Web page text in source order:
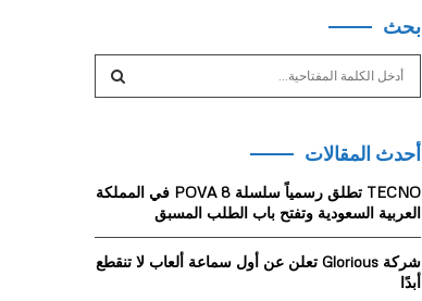
بحث
c
f
:
أحدث المقالات
TECNO تطلق رسمياً سلسلة POVA 8 في المملكة
العربية السعودية وتفتح باب الطلب المسبق
شركة Glorious تعلن عن أول سماعة ألعاب لا تنقطع
أبدًا